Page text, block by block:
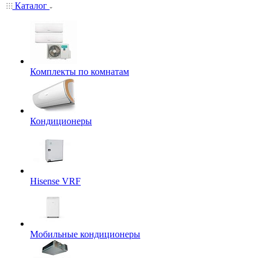
Каталог
Комплекты по комнатам
Кондиционеры
Hisense VRF
Мобильные кондиционеры